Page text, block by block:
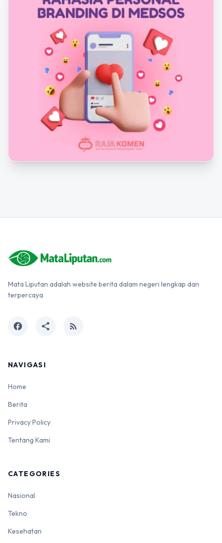
Mata Liputan adalah website berita dalam negeri lengkap dan
terpercaya
facebook share rss_feed
NAVIGASI
Home
Berita
Privacy Policy
Tentang Kami
CATEGORIES
Nasional
Tekno
Kesehatan